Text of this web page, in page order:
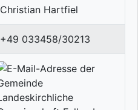
Christian Hartfiel
+49 033458/30213